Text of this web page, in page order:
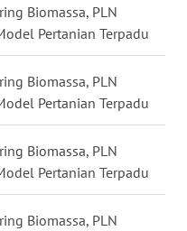
Biomassa, PLN
Pertanian Terpadu
Biomassa, PLN
Pertanian Terpadu
Biomassa, PLN
Pertanian Terpadu
Biomassa, PLN